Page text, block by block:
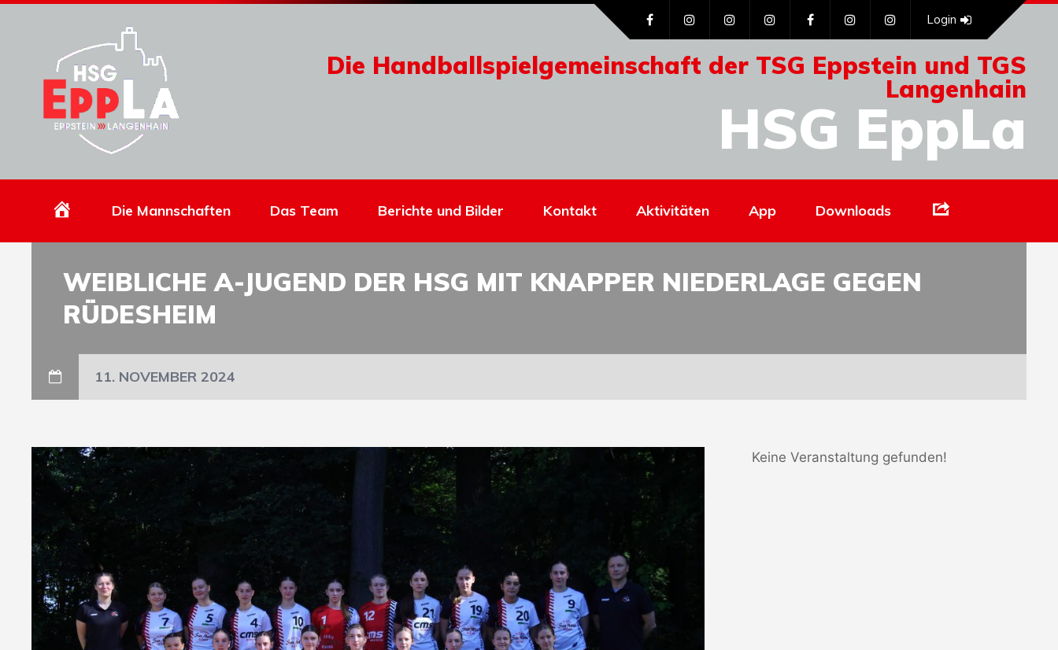
Die Handballspielgemeinschaft der TSG Eppstein und TGS
Langenhain
HSG EppLa
Login
HomepageDie Mannschaften Das Team Berichte und Bilder Kontakt Aktivitäten App Downloads
WEIBLICHE A-JUGEND DER HSG MIT KNAPPER NIEDERLAGE GEGEN
RÜDESHEIM
11. NOVEMBER 2024
Keine Veranstaltung gefunden!